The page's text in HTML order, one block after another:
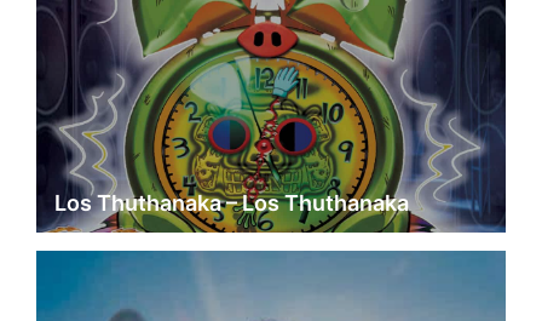
Los Thuthanaka – Los Thuthanaka